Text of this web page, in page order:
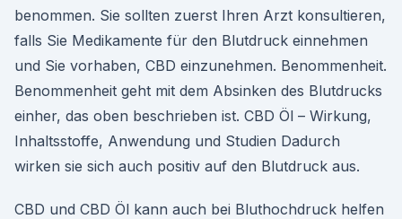
benommen. Sie sollten zuerst Ihren Arzt konsultieren,
falls Sie Medikamente für den Blutdruck einnehmen
und Sie vorhaben, CBD einzunehmen. Benommenheit.
Benommenheit geht mit dem Absinken des Blutdrucks
einher, das oben beschrieben ist. CBD Öl – Wirkung,
Inhaltsstoffe, Anwendung und Studien Dadurch
wirken sie sich auch positiv auf den Blutdruck aus.
CBD und CBD Öl kann auch bei Bluthochdruck helfen